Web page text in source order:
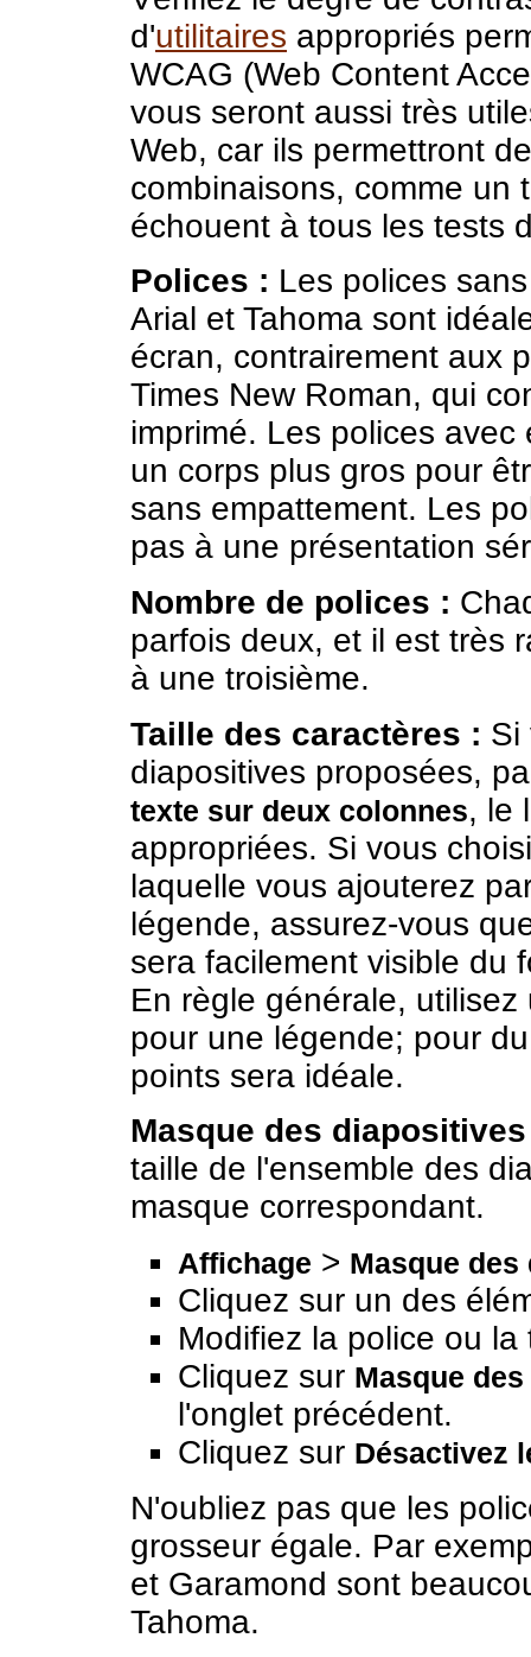
d'utilitaires appropriés
WCAG (Web Content
vous seront aussi très
Web, car ils permettront
combinaisons, comme un
échouent à tous les tests
Polices : Les polices
Arial et Tahoma sont
écran, contrairement aux
Times New Roman, qui
imprimé. Les polices
un corps plus gros pour
sans empattement. Les
pas à une présentation
Nombre de polices :
parfois deux, et il est très
à une troisième.
Taille des caractères : Si
diapositives proposées,
texte sur deux colonnes, le
appropriées. Si vous
laquelle vous ajouterez
légende, assurez-vous
sera facilement visible du
En règle générale,
pour une légende; pour
points sera idéale.
Masque des
taille de l'ensemble des
masque correspondant.
Affichage > Masque
Cliquez sur un des
Modifiez la police ou la
Cliquez sur Masque
l'onglet précédent.
Cliquez sur Désactivez
N'oubliez pas que les
grosseur égale. Par
et Garamond sont
Tahoma.